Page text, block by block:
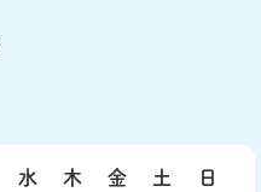
水 木 金 土 日